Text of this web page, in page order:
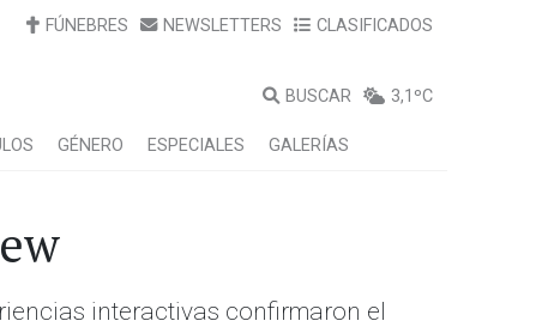
FÚNEBRES NEWSLETTERS CLASIFICADOS
BUSCAR 3,1ºC
GÉNERO ESPECIALES GALERÍAS
interactivas confirmaron el